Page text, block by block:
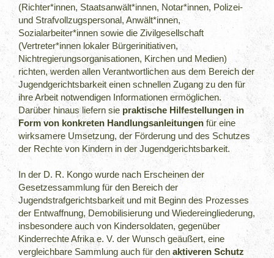
(Richter*innen, Staatsanwält*innen, Notar*innen, Polizei-
und Strafvollzugspersonal, Anwält*innen,
Sozialarbeiter*innen sowie die Zivilgesellschaft
(Vertreter*innen lokaler Bürgerinitiativen,
Nichtregierungsorganisationen, Kirchen und Medien)
richten, werden allen Verantwortlichen aus dem Bereich der
Jugendgerichtsbarkeit einen schnellen Zugang zu den für
ihre Arbeit notwendigen Informationen ermöglichen.
Darüber hinaus liefern sie praktische Hilfestellungen in
Form von konkreten Handlungsanleitungen für eine
wirksamere Umsetzung, der Förderung und des Schutzes
der Rechte von Kindern in der Jugendgerichtsbarkeit.
In der D. R. Kongo wurde nach Erscheinen der
Gesetzessammlung für den Bereich der
Jugendstrafgerichtsbarkeit und mit Beginn des Prozesses
der Entwaffnung, Demobilisierung und Wiedereingliederung,
insbesondere auch von Kindersoldaten, gegenüber
Kinderrechte Afrika e. V. der Wunsch geäußert, eine
vergleichbare Sammlung auch für denaktiveren Schutz